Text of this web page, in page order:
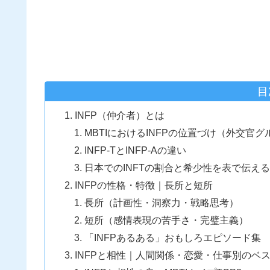
INFP（仲介者）とは
MBTIにおけるINFPの位置づけ（外交官グ
INFP‑TとINFP‑Aの違い
日本でのINFTの割合と希少性を表で伝える
INFPの性格・特徴｜長所と短所
長所（計画性・洞察力・戦略思考）
短所（感情表現の苦手さ・完璧主義）
「INFPあるある」おもしろエピソード集
INFPと相性｜人間関係・恋愛・仕事別のベ